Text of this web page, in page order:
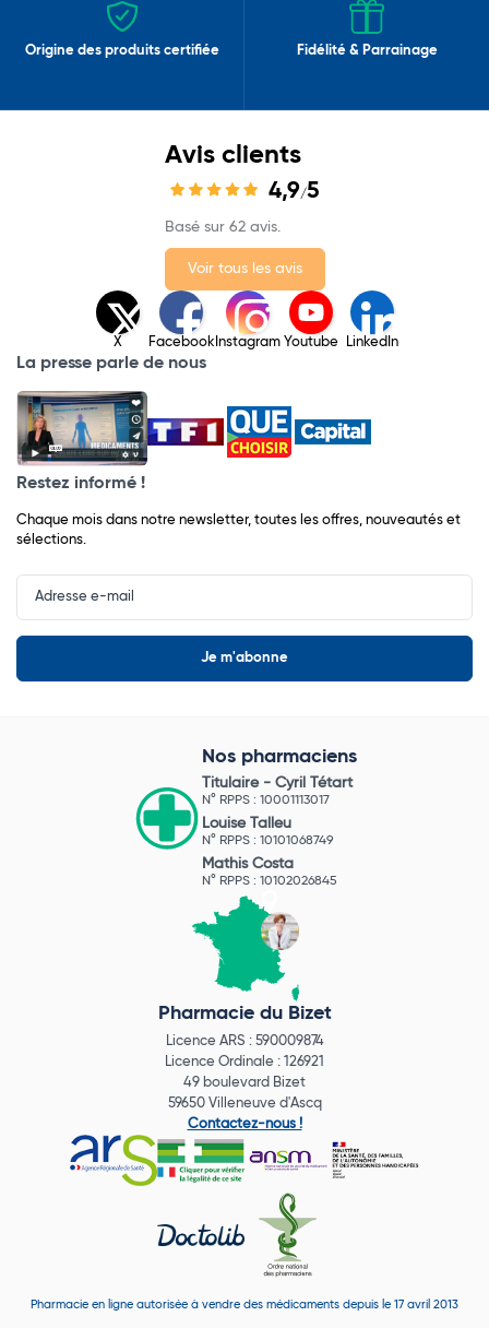
Origine des produits certifiée Fidélité & Parrainage
Avis clients
4,9/5
Basé sur 62 avis.
Voir tous les avis
X Facebook Instagram Youtube LinkedIn
La presse parle de nous
Restez informé !
Chaque mois dans notre newsletter, toutes les offres, nouveautés et
sélections.
Input
Newsletter
Nos pharmaciens
Titulaire - Cyril Tétart
N° RPPS : 10001113017
Louise Talleu
N° RPPS : 10101068749
Mathis Costa
N° RPPS : 10102026845
Pharmacie du Bizet
Licence ARS : 590009874
Licence Ordinale : 126921
49 boulevard Bizet
59650 Villeneuve d'Ascq
Contactez-nous !
Pharmacie en ligne autorisée à vendre des médicaments depuis le 17 avril 2013